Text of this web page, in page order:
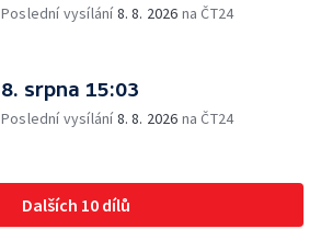
Poslední vysílání8. 8. 2026 na ČT24
8. srpna 15:03
Poslední vysílání8. 8. 2026 na ČT24
Dalších 10 dílů